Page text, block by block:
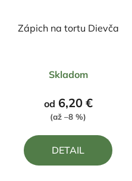
Zápich na tortu Dievča
hodnotenie
produktu
je
z
Skladom
od 6,20 €
(až –8 %)
DETAIL